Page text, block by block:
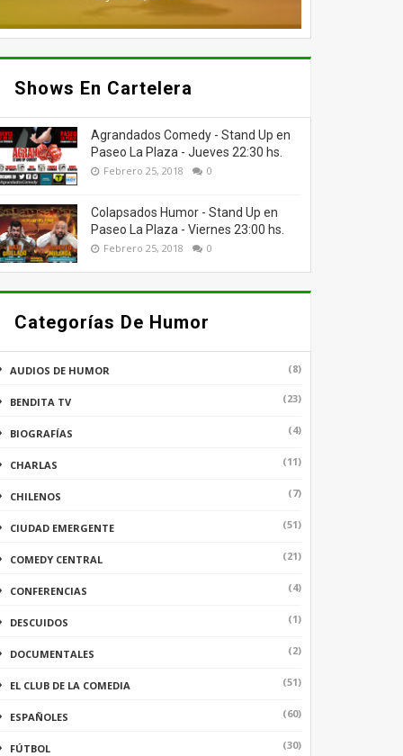
Shows En Cartelera
Agrandados Comedy - Stand Up en
Paseo La Plaza - Jueves 22:30 hs.
Febrero 25, 2018 0
Colapsados Humor - Stand Up en
Paseo La Plaza - Viernes 23:00 hs.
Febrero 25, 2018 0
Categorías De Humor
AUDIOS DE HUMOR (8)
BENDITA TV (23)
BIOGRAFÍAS (4)
CHARLAS (11)
CHILENOS (7)
CIUDAD EMERGENTE (51)
COMEDY CENTRAL (21)
CONFERENCIAS (4)
DESCUIDOS (1)
DOCUMENTALES (2)
EL CLUB DE LA COMEDIA (51)
ESPAÑOLES (60)
FÚTBOL (30)